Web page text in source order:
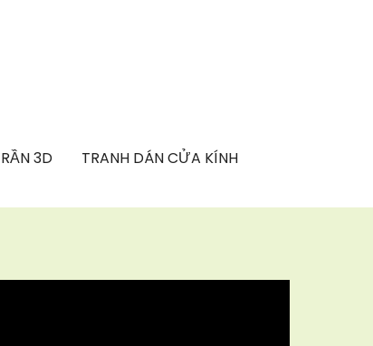
3D TRANH DÁN CỬA KÍNH